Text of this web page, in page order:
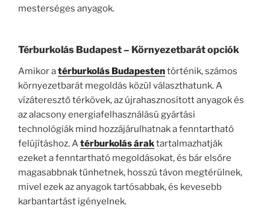
mesterséges anyagok.
Térburkolás Budapest– Környezetbarát opciók
Amikor atérburkolás Budapestentörténik, számos
környezetbarát megoldás közül választhatunk. A
vízáteresztő térkövek, az újrahasznosított anyagok és
az alacsony energiafelhasználású gyártási
technológiák mind hozzájárulhatnak a fenntartható
felújításhoz. Atérburkolás áraktartalmazhatják
ezeket a fenntartható megoldásokat, és bár elsőre
magasabbnak tűnhetnek, hosszú távon megtérülnek,
mivel ezek az anyagok tartósabbak, és kevesebb
karbantartást igényelnek.